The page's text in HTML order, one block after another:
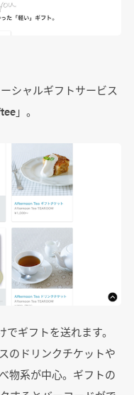
シャルギフトサービス
」。
ギフトを送れます。
のドリンクチケットや
物系が中心。ギフトの